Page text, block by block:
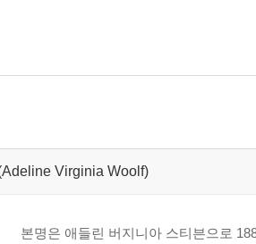
Virginia Woolf)
본명은 애들린 버지니아 스티븐으로